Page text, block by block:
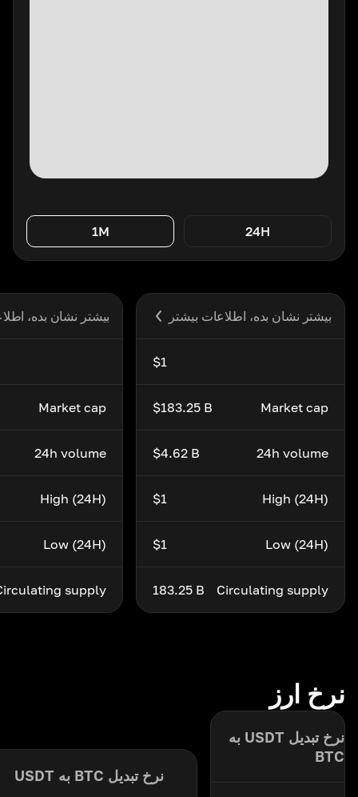
24H
1M
بیشتر نشان بده، اطلاعات بیشتر
$1
Market cap
$183.25 B
24h volume
$4.62 B
High (24H)
$1
Low (24H)
$1
Circulating supply
183.25 B
بیشتر نشان بده،
Market cap
24h volume
High (24H)
Low (24H)
supply
نرخ ارز
نرخ تبدیل USDT به
BTC
نرخ تبدیل BTC به USDT